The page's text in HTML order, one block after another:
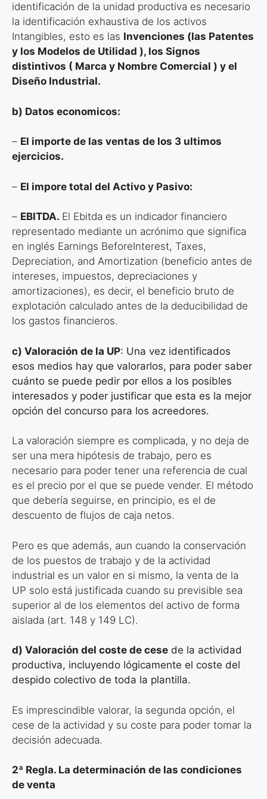
identificación de la unidad productiva es necesario
la identificación exhaustiva de los activos
Intangibles, esto es las Invenciones (las Patentes
y los Modelos de Utilidad ), los Signos
distintivos ( Marca y Nombre Comercial ) y el
Diseño Industrial.
b) Datos economicos:
– El importe de las ventas de los 3 ultimos
ejercicios.
– El impore total del Activo y Pasivo:
– EBITDA. El Ebitda es un indicador financiero
representado mediante un acrónimo que significa
en inglés Earnings BeforeInterest, Taxes,
Depreciation, and Amortization (beneficio antes de
intereses, impuestos, depreciaciones y
amortizaciones), es decir, el beneficio bruto de
explotación calculado antes de la deducibilidad de
los gastos financieros.
c) Valoración de la UP: Una vez identificados
esos medios hay que valorarlos, para poder saber
cuánto se puede pedir por ellos a los posibles
interesados y poder justificar que esta es la mejor
opción del concurso para los acreedores.
La valoración siempre es complicada, y no deja de
ser una mera hipótesis de trabajo, pero es
necesario para poder tener una referencia de cual
es el precio por el que se puede vender. El método
que debería seguirse, en principio, es el de
descuento de flujos de caja netos.
Pero es que además, aun cuando la conservación
de los puestos de trabajo y de la actividad
industrial es un valor en si mismo, la venta de la
UP solo está justificada cuando su previsible sea
superior al de los elementos del activo de forma
aislada (art. 148 y 149 LC).
d) Valoración del coste de cese de la actividad
productiva, incluyendo lógicamente el coste del
despido colectivo de toda la plantilla.
Es imprescindible valorar, la segunda opción, el
cese de la actividad y su coste para poder tomar la
decisión adecuada.
2ª Regla. La determinación de las condiciones
de venta